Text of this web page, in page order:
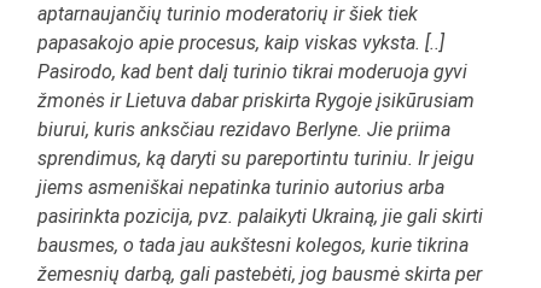
aptarnaujančių turinio moderatorių ir šiek tiek
papasakojo apie procesus, kaip viskas vyksta. [..]
Pasirodo, kad bent dalį turinio tikrai moderuoja gyvi
žmonės ir Lietuva dabar priskirta Rygoje įsikūrusiam
biurui, kuris anksčiau rezidavo Berlyne. Jie priima
sprendimus, ką daryti su pareportintu turiniu. Ir jeigu
jiems asmeniškai nepatinka turinio autorius arba
pasirinkta pozicija, pvz. palaikyti Ukrainą, jie gali skirti
bausmes, o tada jau aukštesni kolegos, kurie tikrina
žemesnių darbą, gali pastebėti, jog bausmė skirta per